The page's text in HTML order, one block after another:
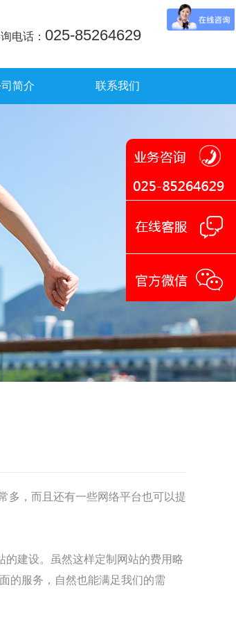
电话： 025-85264629
简介 联系我们
多，而且还有一些网络平台也可以提
建设。虽然这样定制网站的费用略
的服务，自然也能满足我们的需